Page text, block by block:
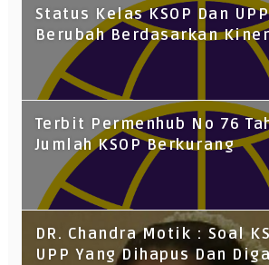
Status Kelas KSOP Dan
Berubah Berdasarkan
Terbit Permenhub No 76
Jumlah KSOP Berkurang
DR. Chandra Motik : Soal
UPP Yang Dihapus Dan